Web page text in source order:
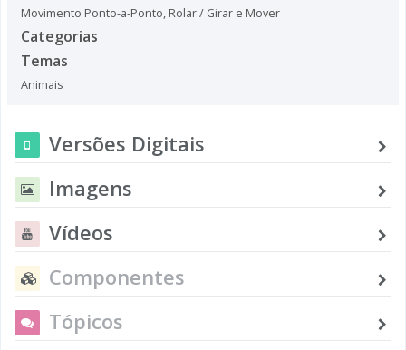
Movimento Ponto-a-Ponto, Rolar / Girar e Mover
Categorias
Temas
Animais
Versões Digitais
Imagens
Vídeos
Componentes
Tópicos